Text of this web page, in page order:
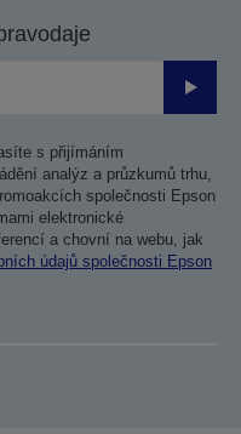
s přijímáním
analýz a průzkumů trhu,
společnosti Epson
elektronické
a chovní na webu, jak
údajů společnosti Epson